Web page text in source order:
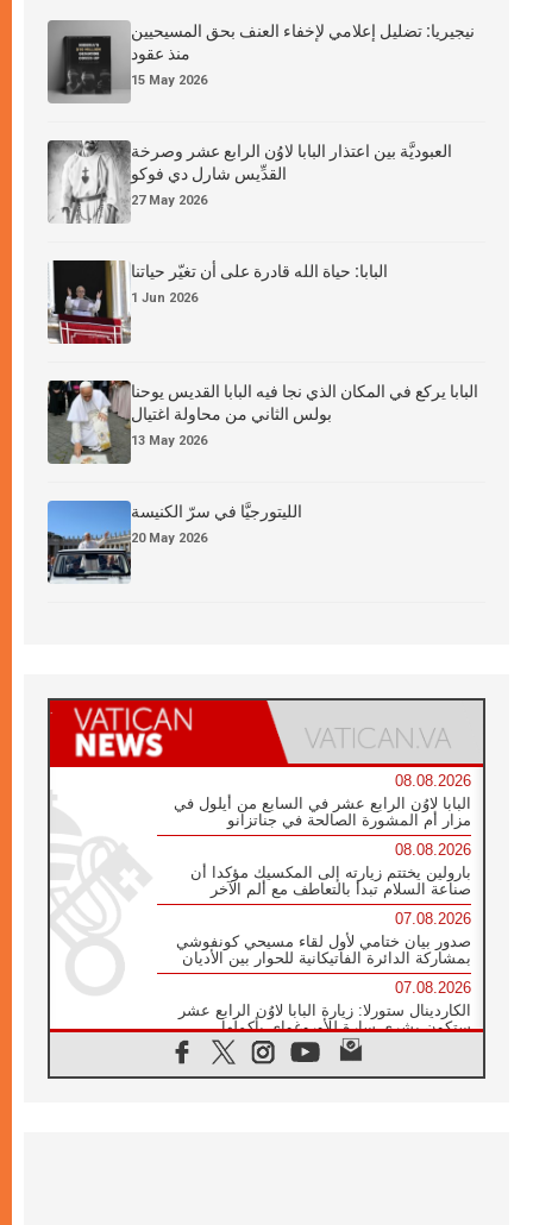
نيجيريا: تضليل إعلامي لإخفاء العنف بحق المسيحيين
منذ عقود
15 May 2026
العبوديَّة بين اعتذار البابا لاوُن الرابع عشر وصرخة
القدِّيس شارل دي فوكو
27 May 2026
البابا: حياة الله قادرة على أن تغيّر حياتنا
1 Jun 2026
البابا يركع في المكان الذي نجا فيه البابا القديس يوحنا
بولس الثاني من محاولة اغتيال
13 May 2026
الليتورجيَّا في سرّ الكنيسة
20 May 2026
08.08.2026
البابا لاوُن الرابع عشر في السابع من أيلول في
مزار أم المشورة الصالحة في جناتزانو
08.08.2026
بارولين يختتم زيارته إلى المكسيك مؤكدا أن
صناعة السلام تبدأ بالتعاطف مع ألم الآخر
07.08.2026
صدور بيان ختامي لأول لقاء مسيحي كونفوشي
بمشاركة الدائرة الفاتيكانية للحوار بين الأديان
07.08.2026
الكاردينال ستورلا: زيارة البابا لاوُن الرابع عشر
ستكون بشرى سارة للأوروغواي بأكملها
الفاتيكان يعلن برنامج الزيارة الرسولية للبابا لاوُن